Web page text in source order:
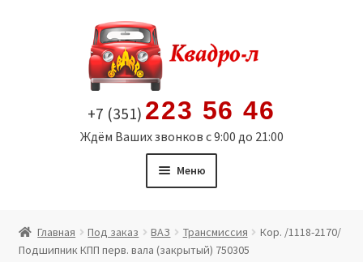
содержимому
+7 (351) 223 56 46
Ждём Ваших звонков с 9:00 до 21:00
Меню
Витрина
Главная Под заказ ВАЗ Трансмиссия
Кор. /1118-2170/
Подшипник КПП перв. вала (закрытый) 750305